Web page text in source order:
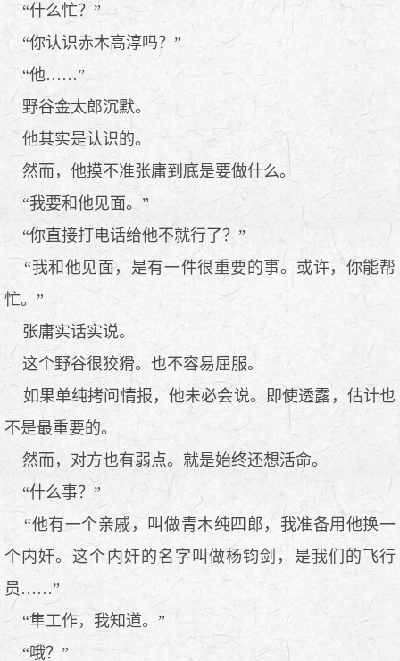
“什么忙？”
“你认识赤木高淳吗？”
“他……”
野谷金太郎沉默。
他其实是认识的。
然而，他摸不准张庸到底是要做什么。
“我要和他见面。”
“你直接打电话给他不就行了？”
“我和他见面，是有一件很重要的事。或许，你能帮
忙。”
张庸实话实说。
这个野谷很狡猾。也不容易屈服。
如果单纯拷问情报，他未必会说。即使透露，估计也
不是最重要的。
然而，对方也有弱点。就是始终还想活命。
“什么事？”
“他有一个亲戚，叫做青木纯四郎，我准备用他换一
个内奸。这个内奸的名字叫做杨钧剑，是我们的飞行
员……”
“隼工作，我知道。”
“哦？”